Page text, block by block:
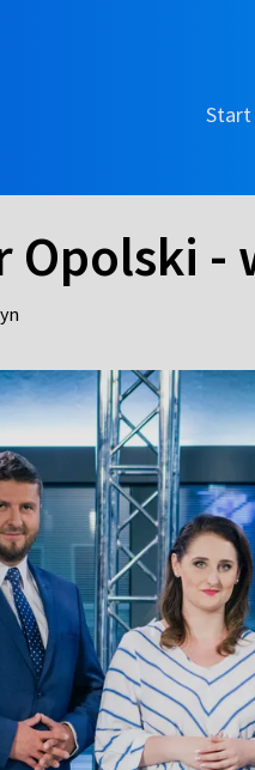
Start
Opolski -